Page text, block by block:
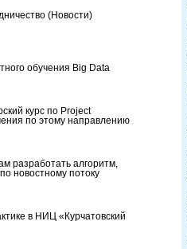
(Новости)
обучения Big Data
курс по Project
по этому направлению
разработать алгоритм,
новостному потоку
в НИЦ «Курчатовский